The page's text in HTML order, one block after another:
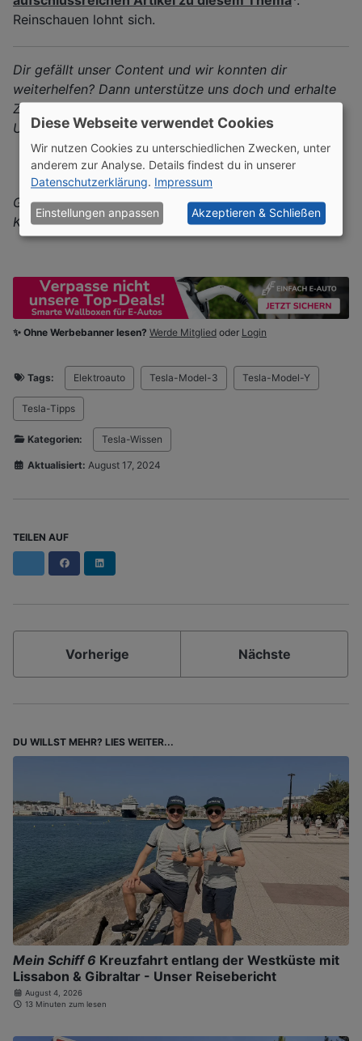
Reinschauen lohnt sich.
Dir gefällt unser Content und wir konnten dir
weiterhelfen? Dann unterstütze uns doch und erhalte
Zugriff auf exklusive Inhalte. Vielen Dank für deine
Unterstützung! 🙏🏽🙏🏽
Werde Unterstützer
Gerne kannst du uns auch auf unseren Social Media
Kanälen folgen. Wir freuen uns auf dich. 😉😉
✨ Ohne Werbebanner lesen? Werde Mitglied oder Login
Tags: Elektroauto Tesla-Model-3 Tesla-Model-Y
Tesla-Tipps
Kategorien: Tesla-Wissen
Aktualisiert: August 17, 2024
TEILEN AUF
Facebook
Vorherige Nächste
DU WILLST MEHR? LIES WEITER...
Mein Schiff 6 Kreuzfahrt entlang der Westküste mit
Lissabon & Gibraltar - Unser Reisebericht
August 4, 2026
13 Minuten zum lesen
Diese Webseite verwendet Cookies
Wir nutzen Cookies zu unterschiedlichen Zwecken, unter
anderem zur Analyse. Details findest du in unserer
Datenschutzerklärung. Impressum
Einstellungen anpassen Akzeptieren & Schließen